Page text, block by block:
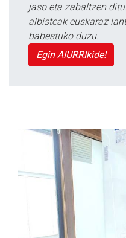
jaso eta zabaltzen
albisteak euskaraz
babestuko duzu.
Egin AIURRIkide!